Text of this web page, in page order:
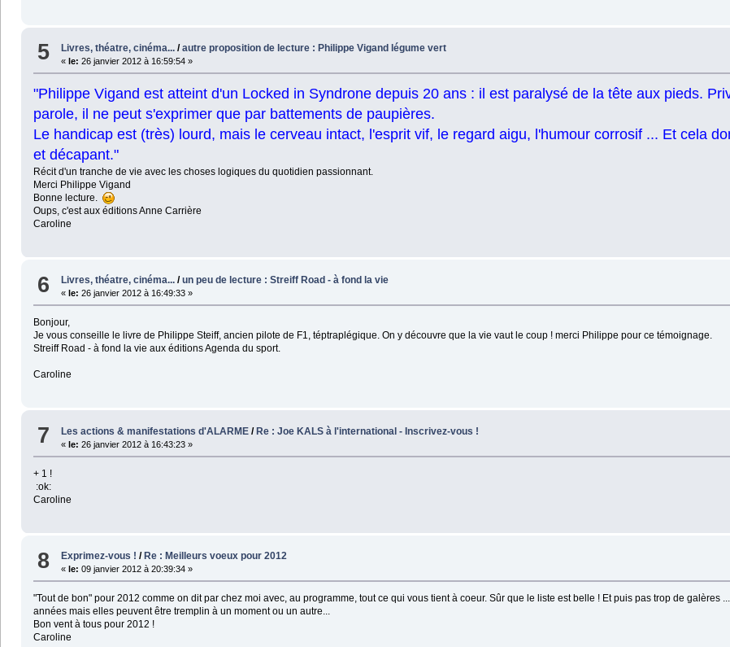
5 Livres, théatre, cinéma... /autre proposition de lecture : Philippe Vigand légume vert
«le: 26 janvier 2012 à 16:59:54 »
"Philippe Vigand est atteint d'un Locked in Syndrone depuis 20 ans : il est paralysé de la tête aux pieds.
parole, il ne peut s'exprimer que par battements de paupières.
Le handicap est (très) lourd, mais le cerveau intact, l'esprit vif, le regard aigu, l'humour corrosif ... Et cela
et décapant."
Récit d'un tranche de vie avec les choses logiques du quotidien passionnant.
Merci Philippe Vigand
Bonne lecture.
Oups, c'est aux éditions Anne Carrière
Caroline
6 Livres, théatre, cinéma... /un peu de lecture : Streiff Road - à fond la vie
« le: 26 janvier 2012 à 16:49:33 »
Bonjour,
Je vous conseille le livre de Philippe Steiff, ancien pilote de F1, téptraplégique. On y découvre que la vie vaut le coup ! merci Philippe pour ce témoignage.
Streiff Road - à fond la vie aux éditions Agenda du sport.
Caroline
7 Les actions & manifestations d'ALARME /Re : Joe KALS à l'international - Inscrivez-vous !
«le: 26 janvier 2012 à 16:43:23 »
+ 1 !
:ok:
Caroline
8 Exprimez-vous ! / Re : Meilleurs voeux pour 2012
«le: 09 janvier 2012 à 20:39:34 »
"Tout de bon" pour 2012 comme on dit par chez moi avec, au programme, tout ce qui vous tient à coeur. Sûr que le liste est belle ! Et puis pas trop de galères
années mais elles peuvent être tremplin à un moment ou un autre...
Bon vent à tous pour 2012 !
Caroline